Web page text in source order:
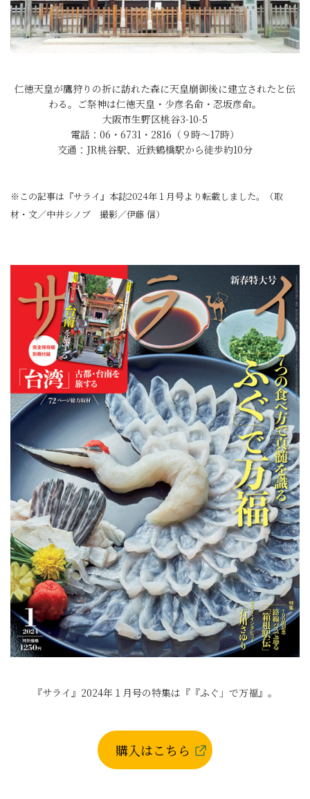
仁徳天皇が鷹狩りの折に訪れた森に天皇崩御後に建立されたと伝
わる。ご祭神は仁徳天皇・少彦名命・忍坂彦命。
大阪市生野区桃谷3-10-5
電話：06・6731・2816（９時～17時）
交通：JR桃谷駅、近鉄鶴橋駅から徒歩約10分
※この記事は『サライ』本誌2024年１月号より転載しました。（取
材・文／中井シノブ 撮影／伊藤 信）
『サライ』2024年１月号の特集は『『ふぐ」で万福』。
購入はこちら